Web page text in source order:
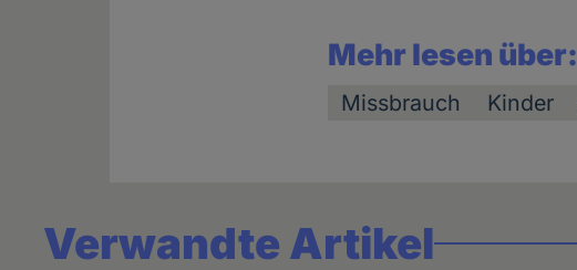
Mehr lesen über:
Missbrauch Kinder
Verwandte Artikel